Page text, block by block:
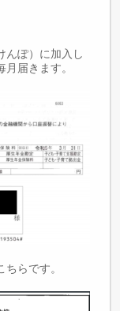
んぽ）に加入し
届きます。
らです。